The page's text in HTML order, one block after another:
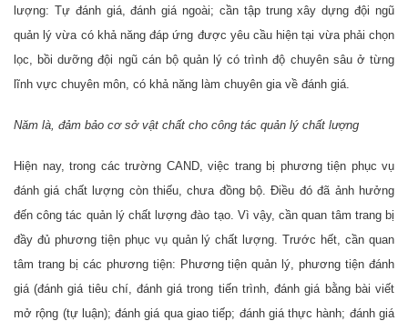
lượng: Tự đánh giá, đánh giá ngoài; cần tập trung xây dựng đội ngũ
quản lý vừa có khả năng đáp ứng được yêu cầu hiện tại vừa phải chọn
lọc, bồi dưỡng đội ngũ cán bộ quản lý có trình độ chuyên sâu ở từng
lĩnh vực chuyên môn, có khả năng làm chuyên gia về đánh giá.
Năm là, đảm bảo cơ sở vật chất cho công tác quản lý chất lượng
Hiện nay, trong các trường CAND, việc trang bị phương tiện phục vụ
đánh giá chất lượng còn thiếu, chưa đồng bộ. Điều đó đã ảnh hưởng
đến công tác quản lý chất lượng đào tạo. Vì vậy, cần quan tâm trang bị
đầy đủ phương tiện phục vụ quản lý chất lượng. Trước hết, cần quan
tâm trang bị các phương tiện: Phương tiện quản lý, phương tiện đánh
giá (đánh giá tiêu chí, đánh giá trong tiến trình, đánh giá bằng bài viết
mở rộng (tự luận); đánh giá qua giao tiếp; đánh giá thực hành; đánh giá